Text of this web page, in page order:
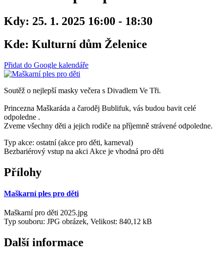
Kdy: 25. 1. 2025 16:00 - 18:30
Kde: Kulturní dům Želenice
Přidat do Google kalendáře
Soutěž o nejlepší masky večera s Divadlem Ve Tři.
Princezna Maškaráda a čaroděj Bublifuk, vás budou bavit celé
odpoledne .
Zveme všechny děti a jejich rodiče na příjemně strávené odpoledne.
Typ akce: ostatní (akce pro děti, karneval)
Bezbariérový vstup na akci Akce je vhodná pro děti
Přílohy
Maškarní ples pro děti
Maškarní pro děti 2025.jpg
Typ souboru: JPG obrázek, Velikost: 840,12 kB
Další informace